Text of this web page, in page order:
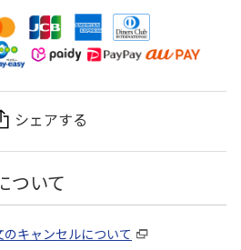
シェアする
ついて
のキャンセルについて